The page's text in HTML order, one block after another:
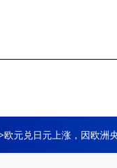
欧元兑日元上涨，因欧洲